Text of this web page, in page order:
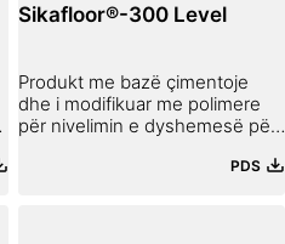
Sikafloor®-300 Level
Produkt me bazë çimentoje
dhe i modifikuar me polimere
për nivelimin e dyshemesë për
PDS